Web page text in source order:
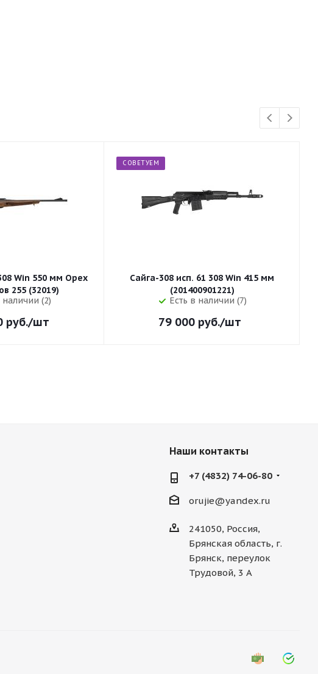
Win 550 мм Орех
шаг нарезов 255 (32019)
наличии (2)
руб./шт
СОВЕТУЕМ
Сайга-308 исп. 61 308 Win 415 мм
(201400901221)
Есть в наличии (7)
79 000 руб./шт
Наши контакты
+7 (4832) 74-06-80
orujie@yandex.ru
241050, Россия,
Брянская область, г.
Брянск, переулок
Трудовой, 3 А